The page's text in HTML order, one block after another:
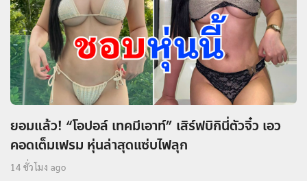
ยอมแล้ว! “โอปอล์ เทคมีเอาท์” เสิร์ฟบิกินี่ตัวจิ๋ว เอว
คอดเต็มเฟรม หุ่นล่าสุดแซ่บไฟลุก
14 ชั่วโมง ago